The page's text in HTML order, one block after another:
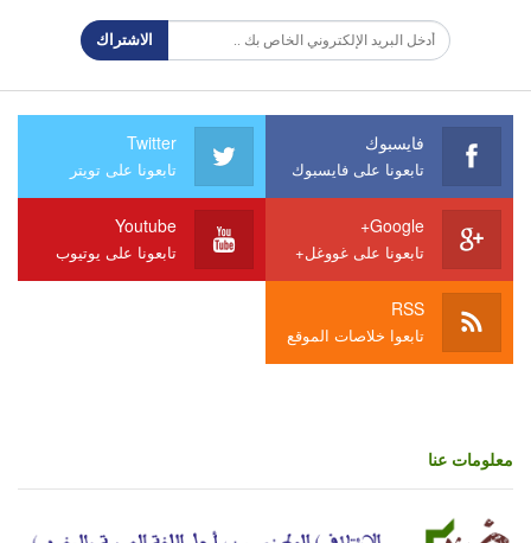
الاشتراك
فايسبوك
تابعونا على فايسبوك
Twitter
تابعونا على تويتر
Google+
تابعونا على غووغل+
Youtube
تابعونا على يوتيوب
RSS
تابعوا خلاصات الموقع
معلومات عنا